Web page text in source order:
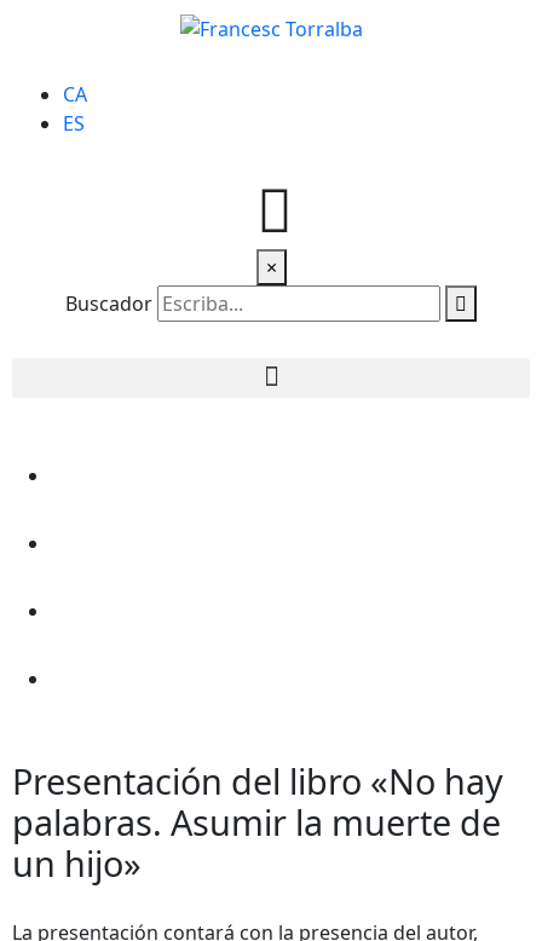
CA
ES
×
Buscador
Presentación del libro «No hay
palabras. Asumir la muerte de
un hijo»
La presentación contará con la presencia del autor,